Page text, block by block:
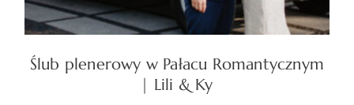
Ślub plenerowy w Pałacu Romantycznym
| Lili & Ky
KONTAKT